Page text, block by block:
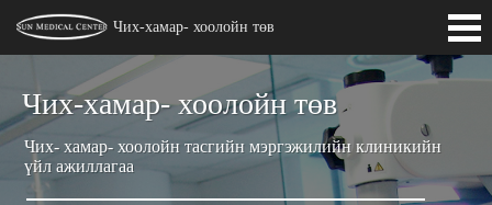
Чих-хамар- хоолойн төв
Танилцуулга
Мэргэжилтэнүүд
Чих-хамар- хоолойн төв
Чих- хамар- хоолойн тасгийн мэргэжилийн клиникийн
үйл ажиллагаа